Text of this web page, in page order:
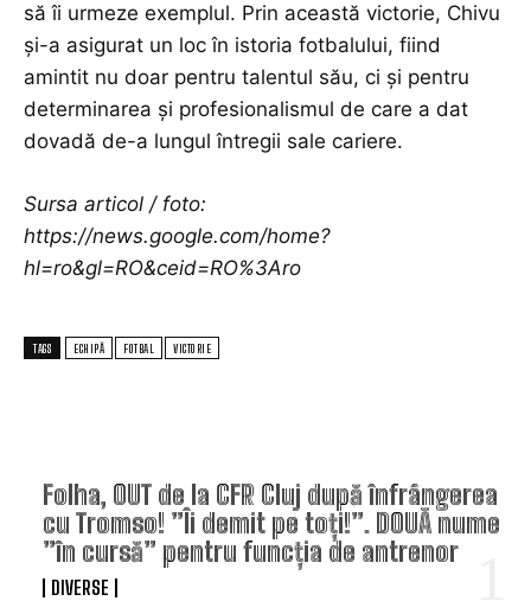
Folha, OUT de la CFR Cluj după înfrângerea
cu Tromso! ”Îi demit pe toți!”. DOUĂ nume
”în cursă” pentru funcția de antrenor
DIVERSE
să îi urmeze exemplul. Prin această victorie, Chivu
și-a asigurat un loc în istoria fotbalului, fiind
amintit nu doar pentru talentul său, ci și pentru
determinarea și profesionalismul de care a dat
dovadă de-a lungul întregii sale cariere.
Sursa articol / foto:
https://news.google.com/home?
hl=ro&gl=RO&ceid=RO%3Aro
TAGS ECHIPĂ FOTBAL VICTORIE